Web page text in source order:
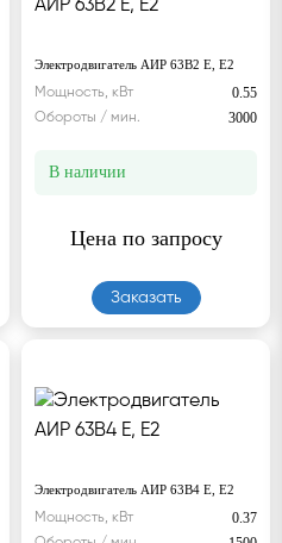
Электродвигатель АИР 63В2 Е, Е2
Мощность, кВт
0.55
Обороты / мин. 3000
В наличии
Цена по запросу
Заказать
Электродвигатель АИР 63В4 Е, Е2
Мощность, кВт
0.37